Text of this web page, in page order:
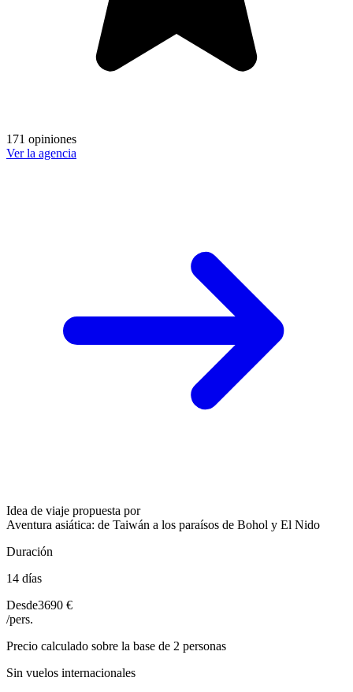
171 opiniones
Ver la agencia
Idea de viaje propuesta por
Aventura asiática: de Taiwán a los paraísos de Bohol y El Nido
Duración
14 días
Desde3690 €
/pers.
Precio calculado sobre la base de 2 personas
Sin vuelos internacionales